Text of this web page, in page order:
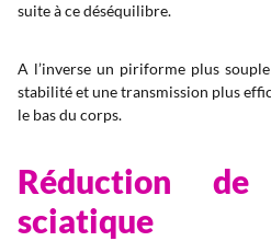
suite à ce déséquilibre.
A l’inverse un piriforme plus
stabilité et une transmission plus
le bas du corps.
Réduction
sciatique